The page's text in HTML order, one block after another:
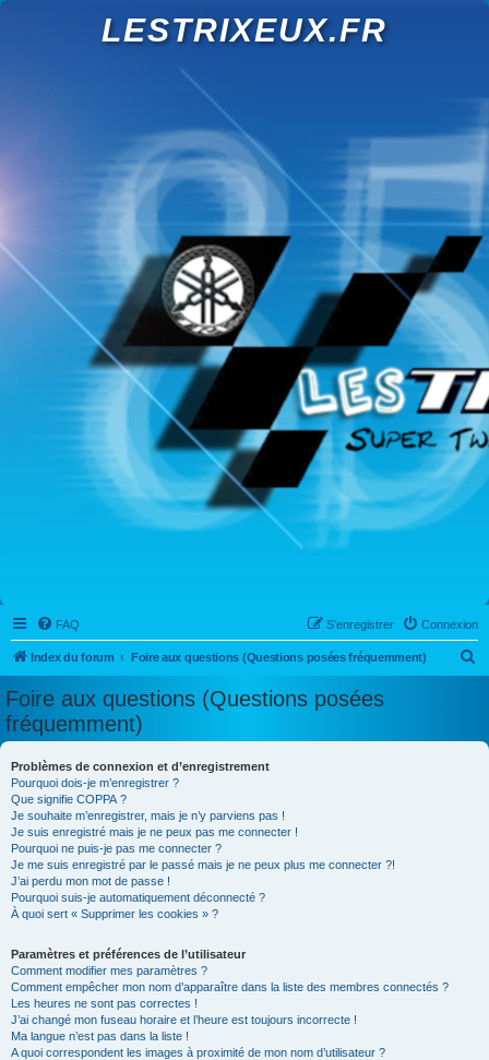
LESTRIXEUX.FR
FAQ Connexion
S’enregistrer
Index du forum Foire aux questions (Questions posées fréquemment)
Foire aux questions (Questions posées
fréquemment)
Problèmes de connexion et d’enregistrement
Pourquoi dois-je m’enregistrer ?
Que signifie COPPA ?
Je souhaite m’enregistrer, mais je n’y parviens pas !
Je suis enregistré mais je ne peux pas me connecter !
Pourquoi ne puis-je pas me connecter ?
Je me suis enregistré par le passé mais je ne peux plus me connecter ?!
J’ai perdu mon mot de passe !
Pourquoi suis-je automatiquement déconnecté ?
À quoi sert « Supprimer les cookies » ?
Paramètres et préférences de l’utilisateur
Comment modifier mes paramètres ?
Comment empêcher mon nom d’apparaître dans la liste des membres connectés ?
Les heures ne sont pas correctes !
J’ai changé mon fuseau horaire et l’heure est toujours incorrecte !
Ma langue n’est pas dans la liste !
A quoi correspondent les images à proximité de mon nom d’utilisateur ?